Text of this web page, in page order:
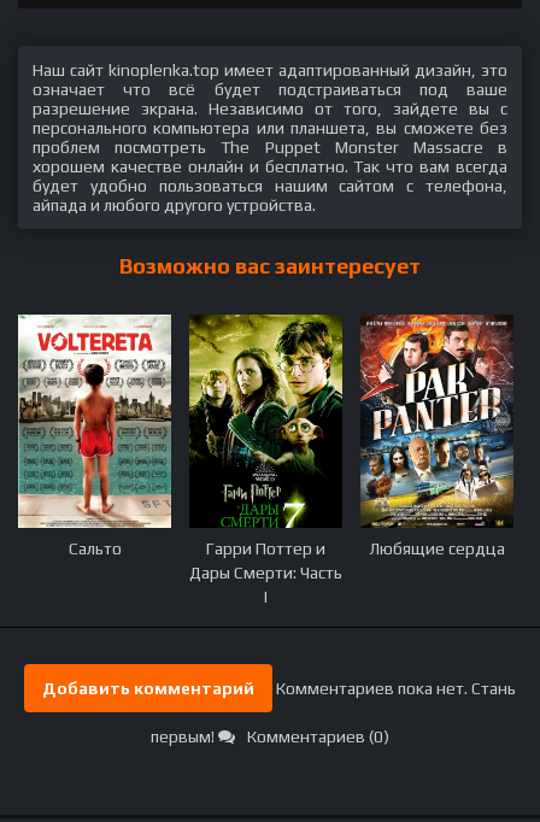
Наш сайт kinoplenka.top имеет адаптированный дизайн, это
означает что всё будет подстраиваться под ваше
разрешение экрана. Независимо от того, зайдете вы с
персонального компьютера или планшета, вы сможете без
проблем посмотреть The Puppet Monster Massacre в
хорошем качестве онлайн и бесплатно. Так что вам всегда
будет удобно пользоваться нашим сайтом с телефона,
айпада и любого другого устройства.
Возможно вас заинтересует
Сальто
Гарри Поттер и
Дары Смерти: Часть
I
Любящие сердца
Добавить комментарий Комментариев пока нет. Стань
первым! Комментариев (0)